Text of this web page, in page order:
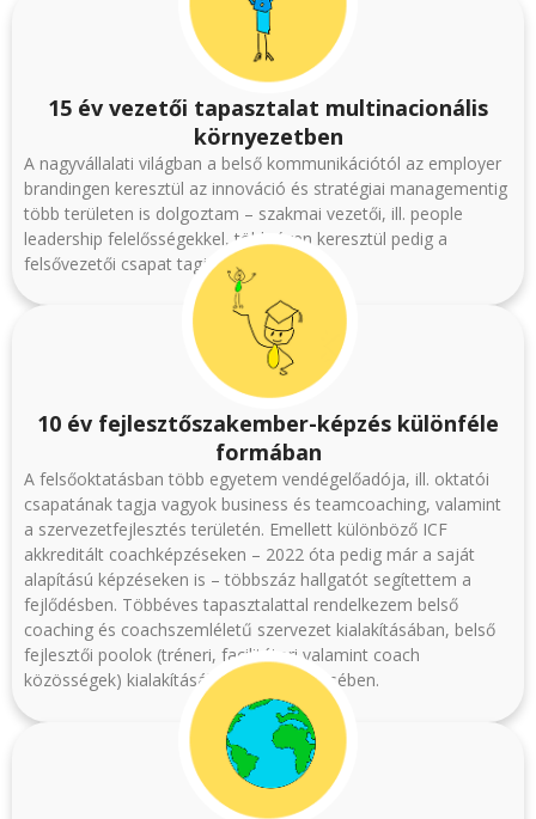
15 év vezetői tapasztalat multinacionális
környezetben
A nagyvállalati világban a belső kommunikációtól az employer
brandingen keresztül az innováció és stratégiai managementig
több területen is dolgoztam – szakmai vezetői, ill. people
leadership felelősségekkel, több éven keresztül pedig a
felsővezetői csapat tagjaként.
10 év fejlesztőszakember-képzés különféle
formában
A felsőoktatásban több egyetem vendégelőadója, ill. oktatói
csapatának tagja vagyok business és teamcoaching, valamint
a szervezetfejlesztés területén. Emellett különböző ICF
akkreditált coachképzéseken – 2022 óta pedig már a saját
alapítású képzéseken is – többszáz hallgatót segítettem a
fejlődésben. Többéves tapasztalattal rendelkezem belső
coaching és coachszemléletű szervezet kialakításában, belső
fejlesztői poolok (tréneri, facilitátori valamint coach
közösségek) kialakításában és fejlesztésében.